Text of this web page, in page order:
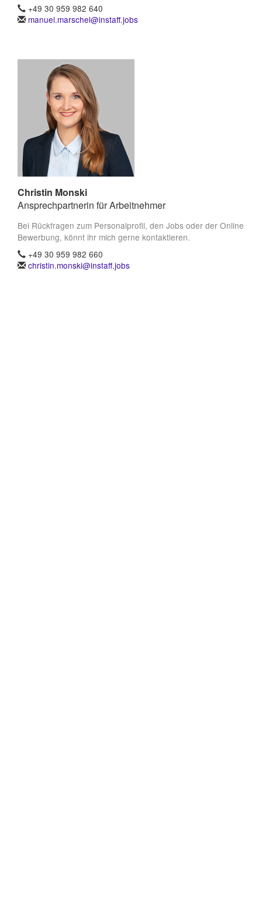
+49 30 959 982 640
manuel.marschel@instaff.jobs
Christin Monski
Ansprechpartnerin für Arbeitnehmer
Bei Rückfragen zum Personalprofil, den Jobs oder der Online
Bewerbung, könnt ihr mich gerne kontaktieren.
+49 30 959 982 660
christin.monski@instaff.jobs